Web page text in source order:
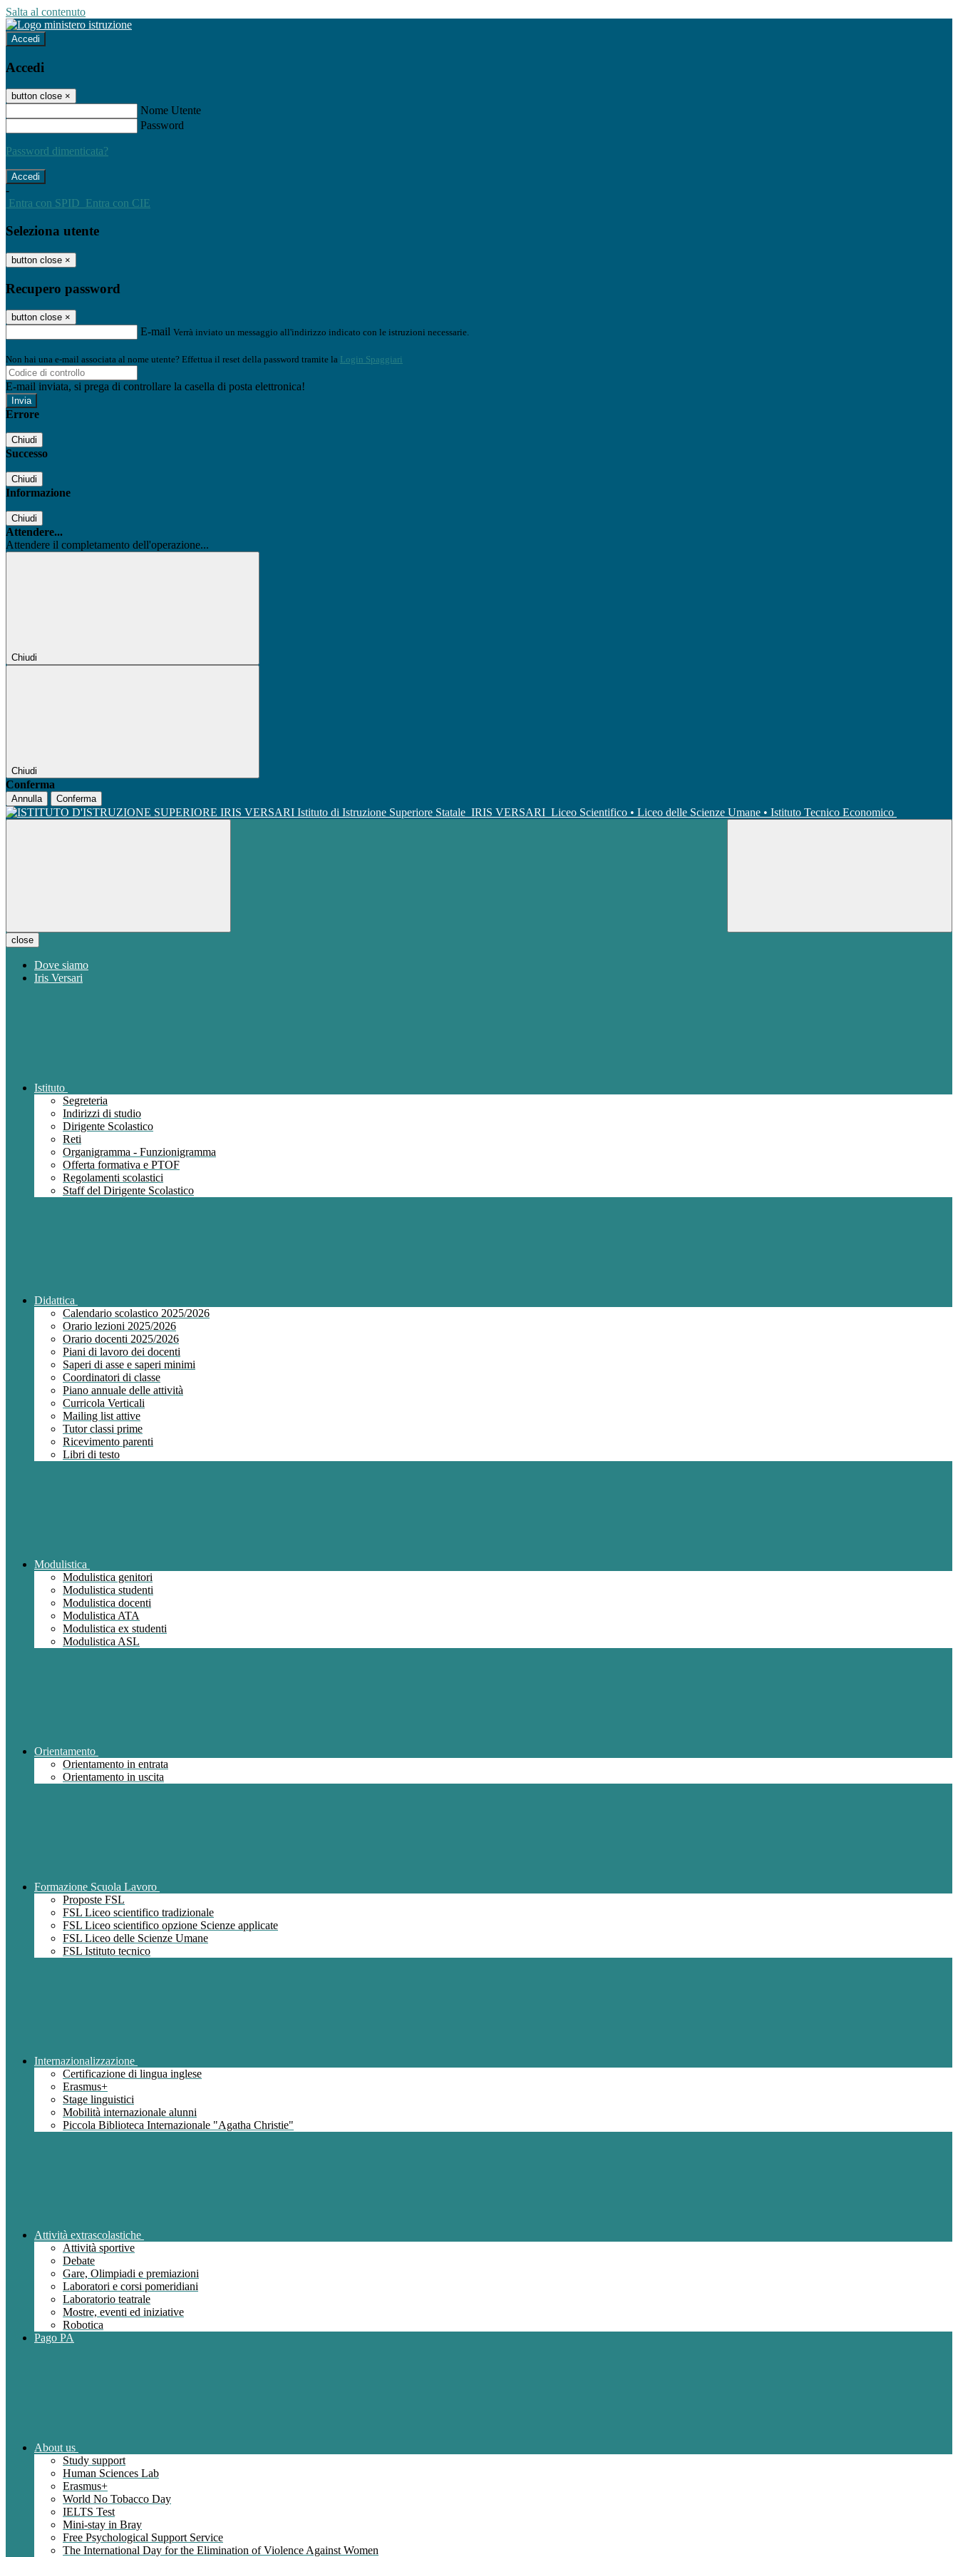
Salta al contenuto
Accedi
Accedi
button close ×
Nome Utente
Password
Password dimenticata?
-
Entra con SPID Entra con CIE
Seleziona utente
button close ×
Recupero password
button close ×
E-mail Verrà inviato un messaggio all'indirizzo indicato con le istruzioni necessarie.
Non hai una e-mail associata al nome utente? Effettua il reset della password tramite la Login Spaggiari
E-mail inviata, si prega di controllare la casella di posta elettronica!
Errore
Chiudi
Successo
Chiudi
Informazione
Chiudi
Attendere...
Attendere il completamento dell'operazione...
Chiudi
Chiudi
Conferma
Annulla Conferma
Istituto di Istruzione Superiore Statale IRIS VERSARI Liceo Scientifico • Liceo delle Scienze Umane • Istituto Tecnico Economico
close
Dove siamo
Iris Versari
Istituto
Segreteria
Indirizzi di studio
Dirigente Scolastico
Reti
Organigramma - Funzionigramma
Offerta formativa e PTOF
Regolamenti scolastici
Staff del Dirigente Scolastico
Didattica
Calendario scolastico 2025/2026
Orario lezioni 2025/2026
Orario docenti 2025/2026
Piani di lavoro dei docenti
Saperi di asse e saperi minimi
Coordinatori di classe
Piano annuale delle attività
Curricola Verticali
Mailing list attive
Tutor classi prime
Ricevimento parenti
Libri di testo
Modulistica
Modulistica genitori
Modulistica studenti
Modulistica docenti
Modulistica ATA
Modulistica ex studenti
Modulistica ASL
Orientamento
Orientamento in entrata
Orientamento in uscita
Formazione Scuola Lavoro
Proposte FSL
FSL Liceo scientifico tradizionale
FSL Liceo scientifico opzione Scienze applicate
FSL Liceo delle Scienze Umane
FSL Istituto tecnico
Internazionalizzazione
Certificazione di lingua inglese
Erasmus+
Stage linguistici
Mobilità internazionale alunni
Piccola Biblioteca Internazionale "Agatha Christie"
Attività extrascolastiche
Attività sportive
Debate
Gare, Olimpiadi e premiazioni
Laboratori e corsi pomeridiani
Laboratorio teatrale
Mostre, eventi ed iniziative
Robotica
Pago PA
About us
Study support
Human Sciences Lab
Erasmus+
World No Tobacco Day
IELTS Test
Mini-stay in Bray
Free Psychological Support Service
The International Day for the Elimination of Violence Against Women